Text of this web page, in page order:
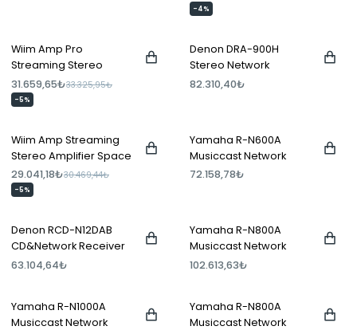
-4%
Wiim Amp Pro
Streaming Stereo
Amplifier Space Grey
31.659,65₺33.325,95₺
-5%
Denon DRA-900H
Stereo Network
Receiver Siyah
82.310,40₺
Wiim Amp Streaming
Stereo Amplifier Space
Grey
29.041,18₺30.469,44₺
-5%
Yamaha R-N600A
Musiccast Network
Stereo Receiver Gri
72.158,78₺
Denon RCD-N12DAB
CD&Network Receiver
Siyah
63.104,64₺
Yamaha R-N800A
Musiccast Network
Stereo Receiver Siyah
102.613,63₺
Yamaha R-N1000A
Musiccast Network
Yamaha R-N800A
Musiccast Network